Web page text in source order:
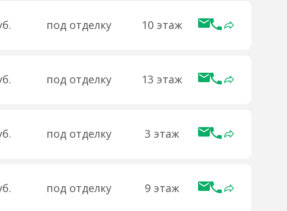
под отделку 10 этаж
под отделку 13 этаж
под отделку 3 этаж
под отделку 9 этаж